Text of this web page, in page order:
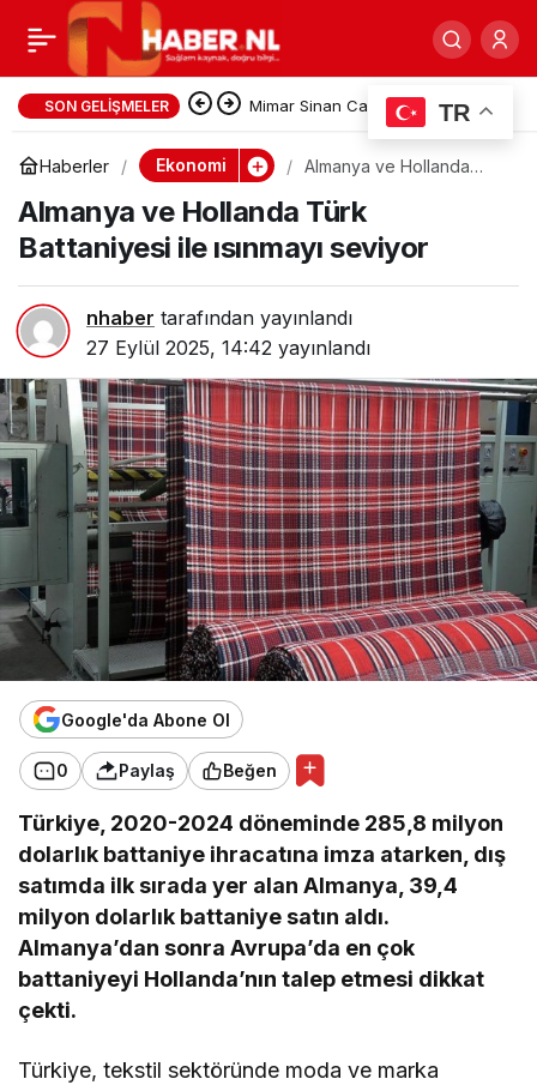
SON GELIŞMELER Mimar Sinan Camii’nin Kurucu
İsmi Vedat Tapan’a Hastanede
Vefa Ziyareti
Haberler Ekonomi
Almanya ve Hollanda
ısınmayı seviyor
Almanya ve Hollanda Türk
Battaniyesi ile ısınmayı seviyor
nhaber tarafından yayınlandı
27 Eylül 2025, 14:42 yayınlandı
Google'da Abone Ol
0 Paylaş Beğen
Türkiye, 2020-2024 döneminde 285,8 milyon
dolarlık battaniye ihracatına imza atarken, dış
satımda ilk sırada yer alan Almanya, 39,4
milyon dolarlık battaniye satın aldı.
Almanya’dan sonra Avrupa’da en çok
battaniyeyi Hollanda’nın talep etmesi dikkat
çekti.
Türkiye, tekstil sektöründe moda ve marka
Dünya turiste hasret,
Amsterdamlılar turistsiz
huzur ortamına
0 Paylaş
TR